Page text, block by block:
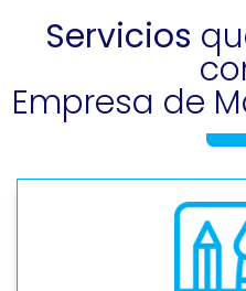
Servicios
Empresa de